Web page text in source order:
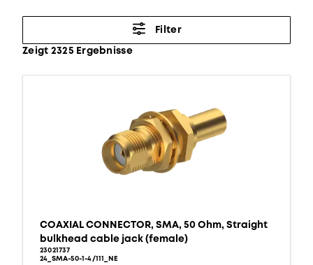
Filter
Zeigt 2325 Ergebnisse
COAXIAL CONNECTOR, SMA, 50 Ohm, Straight
bulkhead cable jack (female)
23021737
24_SMA-50-1-4/111_NE